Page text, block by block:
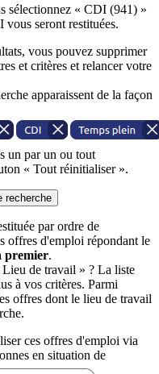
sélectionnez « CDI (941) »
seront restituées.
vous pouvez supprimer
et critères et relancer votre
apparaissent de la façon
un par un ou tout
« Tout réinitialiser ».
recherche
par ordre de
offres d'emploi répondant le
premier.
de travail » ? La liste
à vos critères. Parmi
offres dont le lieu de travail
ces offres d'emploi via
en situation de